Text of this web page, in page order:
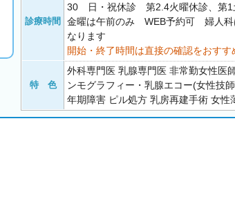
診療時間
30 日・祝休診 第2.4火曜休診、第
金曜は午前のみ WEB予約可 婦人科
なります
開始・終了時間は直接の確認をおすす
特 色
外科専門医 乳腺専門医 非常勤女性医
ンモグラフィー・乳腺エコー(女性技
年期障害 ピル処方 乳房再建手術 女性